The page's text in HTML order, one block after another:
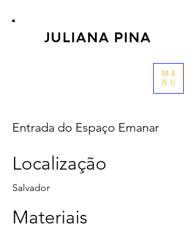
JULIANA PINA
ME
NU
Entrada do Espaço Emanar
Localização
Salvador
Materiais